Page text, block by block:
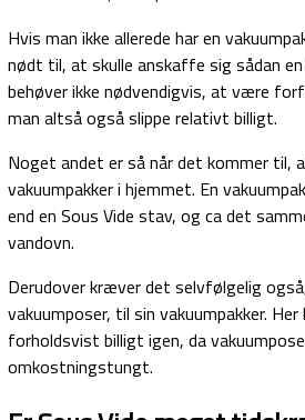
Hvis man ikke allerede har en
nødt til, at skulle anskaffe sig sådan
behøver ikke nødvendigvis, at være
man altså også slippe relativt billigt.
Noget andet er så når det kommer til,
vakuumpakker i hjemmet. En
end en Sous Vide stav, og ca det
vandovn.
Derudover kræver det selvfølgelig
vakuumposer, til sin vakuumpakker.
forholdsvist billigt igen, da
omkostningstungt.